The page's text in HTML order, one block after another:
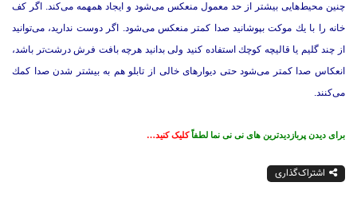
چنین محیط‌هایی بیشتر از حد معمول منعكس می‌شود و ایجاد همهمه می‌كند. اگر كف
خانه را با یك موكت بپوشانید صدا كمتر منعكس می‌شود. اگر دوست ندارید، می‌توانید
از چند گلیم یا قالیچه كوچك استفاده كنید ولی بدانید هرچه بافت فرش درشت‌تر باشد،
انعكاس صدا كمتر می‌شود حتی دیوارهای خالی از تابلو هم به بیشتر شدن صدا كمك
می‌كنند.
برای دیدن پربازدیدترین های نی نی نما لطفاً کلیک کنید…
اشتراک‌گذاری